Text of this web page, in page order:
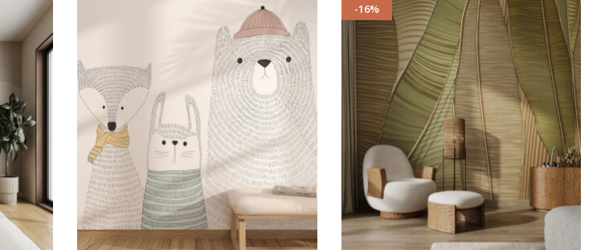
-16%